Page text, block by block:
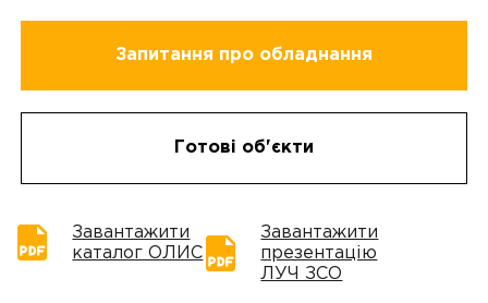
Запитання про обладнання
Готові об'єкти
Завантажити
каталог ОЛИС
Завантажити
презентацію
ЛУЧ ЗСО